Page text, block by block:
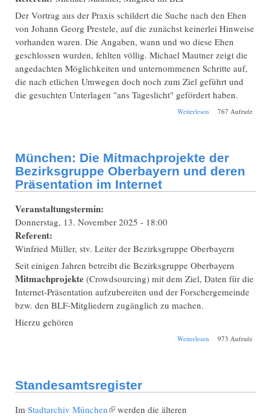
Der Vortrag aus der Praxis schildert die Suche nach den Ehen
von Johann Georg Prestele, auf die zunächst keinerlei Hinweise
vorhanden waren. Die Angaben, wann und wo diese Ehen
geschlossen wurden, fehlten völlig. Michael Mautner zeigt die
angedachten Möglichkeiten und unternommenen Schritte auf,
die nach etlichen Umwegen doch noch zum Ziel geführt und
die gesuchten Unterlagen "ans Tageslicht" gefördert haben.
Weiterlesen über Die Ehen des
767 Aufrufe
München: Die Mitmachprojekte der
Bezirksgruppe Oberbayern und deren
Präsentation im Internet
Veranstaltungstermin:
Donnerstag, 13. November 2025 - 18:00
Referent:
Winfried Müller, stv. Leiter der Bezirksgruppe Oberbayern
Seit einigen Jahren betreibt die Bezirksgruppe Oberbayern
Mitmachprojekte (Crowdsourcing) mit dem Ziel, Daten für die
Internet-Präsentation aufzubereiten und der Forschergemeinde
bzw. den BLF-Mitgliedern zugänglich zu machen.
Hierzu gehören
Weiterlesen über München: Die
973 Aufrufe
Standesamtsregister
Im Stadtarchiv München(Link ist extern)
werden die älteren